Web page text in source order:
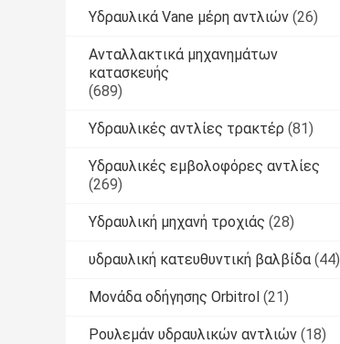
Υδραυλικά Vane μέρη αντλιών (26)
Ανταλλακτικά μηχανημάτων
κατασκευής
(689)
Υδραυλικές αντλίες τρακτέρ (81)
Υδραυλικές εμβολοφόρες αντλίες
(269)
Υδραυλική μηχανή τροχιάς (28)
υδραυλική κατευθυντική βαλβίδα (44)
Μονάδα οδήγησης Orbitrol (21)
Ρουλεμάν υδραυλικών αντλιών (18)